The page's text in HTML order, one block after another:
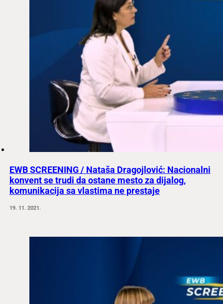
EWB SCREENING / Nataša Dragojlović: Nacionalni
konvent se trudi da ostane mesto za dijalog,
komunikacija sa vlastima ne prestaje
19. 11. 2021.